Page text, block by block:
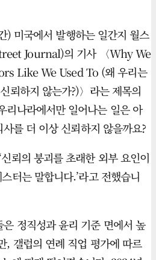
) 미국에서 발행하는 일간지 월스
Journal)의 기사 〈Why We
Like We Used To (왜 우리는
뢰하지 않는가?)〉라는 제목의
리나라에서만 일어나는 일은 아
를 더 이상 신뢰하지 않을까요?
뢰의 붕괴를 초래한 외부 요인이
터는 말합니다.’라고 전했습니
정직성과 윤리 기준 면에서 높
, 갤럽의 연례 직업 평가에 따르